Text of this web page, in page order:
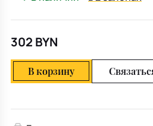
302 BYN
В корзину